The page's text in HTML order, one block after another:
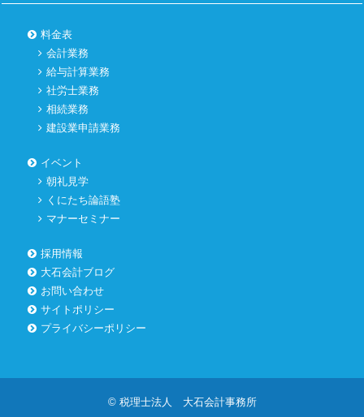
料金表
会計業務
給与計算業務
社労士業務
相続業務
建設業申請業務
イベント
朝礼見学
くにたち論語塾
マナーセミナー
採用情報
大石会計ブログ
お問い合わせ
サイトポリシー
プライバシーポリシー
© 税理士法人 大石会計事務所